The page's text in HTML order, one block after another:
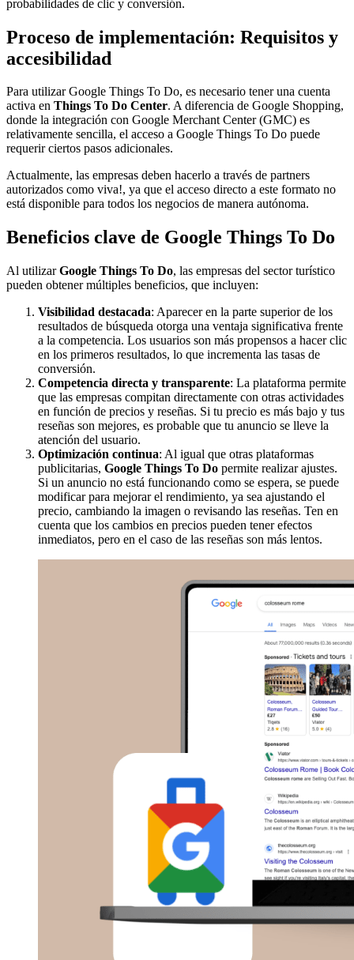
probabilidades de clic y conversión.
Proceso de implementación: Requisitos y
accesibilidad
Para utilizar Google Things To Do, es necesario tener una cuenta
activa en Things To Do Center. A diferencia de Google Shopping,
donde la integración con Google Merchant Center (GMC) es
relativamente sencilla, el acceso a Google Things To Do puede
requerir ciertos pasos adicionales.
Actualmente, las empresas deben hacerlo a través de partners
autorizados como viva!, ya que el acceso directo a este formato no
está disponible para todos los negocios de manera autónoma.
Beneficios clave de Google Things To Do
Al utilizarGoogle Things To Do, las empresas del sector turístico
pueden obtener múltiples beneficios, que incluyen:
Visibilidad destacada: Aparecer en la parte superior de los
resultados de búsqueda otorga una ventaja significativa frente
a la competencia. Los usuarios son más propensos a hacer clic
en los primeros resultados, lo que incrementa las tasas de
conversión.
Competencia directa y transparente: La plataforma permite
que las empresas compitan directamente con otras actividades
en función de precios y reseñas. Si tu precio es más bajo y tus
reseñas son mejores, es probable que tu anuncio se lleve la
atención del usuario.
Optimización continua: Al igual que otras plataformas
publicitarias, Google Things To Do permite realizar ajustes.
Si un anuncio no está funcionando como se espera, se puede
modificar para mejorar el rendimiento, ya sea ajustando el
precio, cambiando la imagen o revisando las reseñas. Ten en
cuenta que los cambios en precios pueden tener efectos
inmediatos, pero en el caso de las reseñas son más lentos.